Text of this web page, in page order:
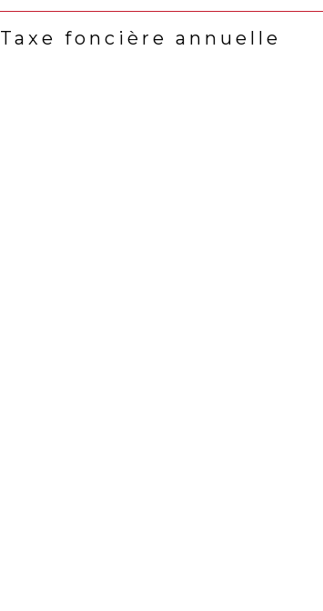
Taxe foncière annuelle